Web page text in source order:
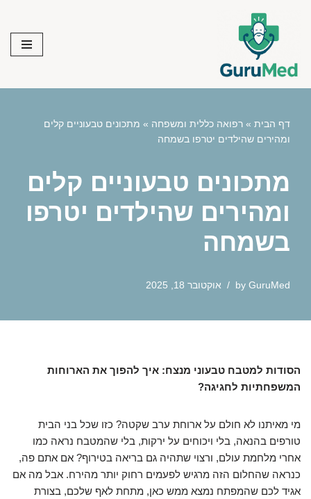
content
דף הבית » רפואה כללית ומשפחה » מתכונים טבעוניים קלים
ומהירים שהילדים יטרפו בשמחה
מתכונים טבעוניים קלים
ומהירים שהילדים יטרפו
בשמחה
by GuruMed אוקטובר 18, 2025
הסודות למטבח טבעוני מנצח: איך להפוך את הארוחות
המשפחתיות לחגיגה?
מי מאיתנו לא חולם על ארוחת ערב שקטה? כזו שכל בני הבית
טורפים בהנאה, בלי ויכוחים על ירקות, בלי שהמטבח נראה כמו
אחרי מלחמת עולם, ורצוי שתהיה גם בריאה בטירוף? אם אתם פה,
כנראה שהחלום הזה מרגיש לפעמים רחוק יותר מהירח. אבל מה אם
אגיד לכם שהמפתח נמצא ממש כאן, מתחת לאף שלכם, בצורת